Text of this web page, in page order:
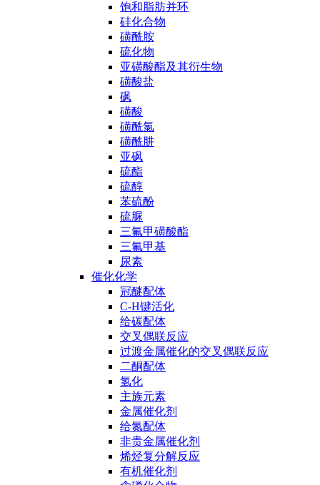
饱和脂肪并环
硅化合物
磺酰胺
硫化物
亚磺酸酯及其衍生物
磺酸盐
砜
磺酸
磺酰氯
磺酰肼
亚砜
硫酯
硫醇
苯硫酚
硫脲
三氟甲磺酸酯
三氟甲基
尿素
催化化学
冠醚配体
C-H键活化
给碳配体
交叉偶联反应
过渡金属催化的交叉偶联反应
二酮配体
氢化
主族元素
金属催化剂
给氮配体
非贵金属催化剂
烯烃复分解反应
有机催化剂